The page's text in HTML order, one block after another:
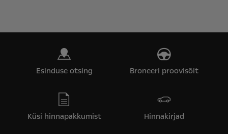
Esinduse otsing Broneeri proovisõit
Küsi hinnapakkumist Hinnakirjad